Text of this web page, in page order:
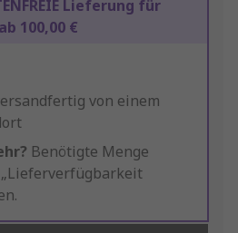
Lieferung für
100,00 €
von einem
Benötigte Menge